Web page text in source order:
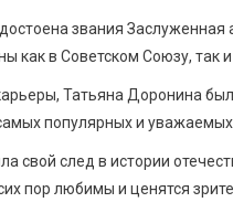
звания
как в Советском Союзу, так
Татьяна Доронина
популярных и уважаемых
свой след в истории
пор любимы и ценятся